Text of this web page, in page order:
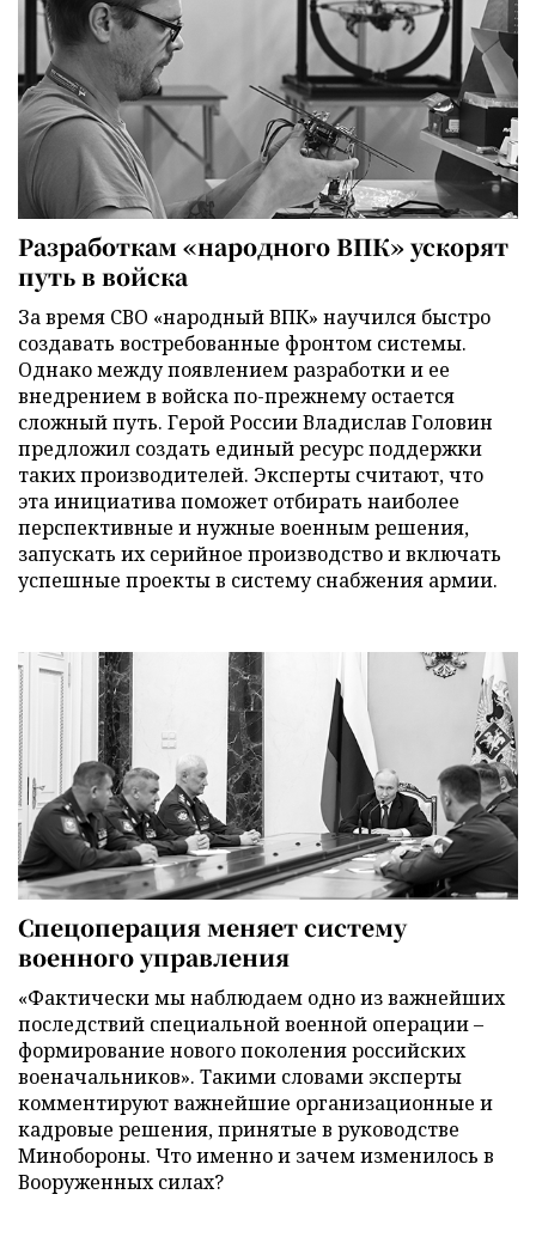
Разработкам «народного ВПК» ускорят
путь в войска
За время СВО «народный ВПК» научился быстро
создавать востребованные фронтом системы.
Однако между появлением разработки и ее
внедрением в войска по-прежнему остается
сложный путь. Герой России Владислав Головин
предложил создать единый ресурс поддержки
таких производителей. Эксперты считают, что
эта инициатива поможет отбирать наиболее
перспективные и нужные военным решения,
запускать их серийное производство и включать
успешные проекты в систему снабжения армии.
Спецоперация меняет систему
военного управления
«Фактически мы наблюдаем одно из важнейших
последствий специальной военной операции –
формирование нового поколения российских
военачальников». Такими словами эксперты
комментируют важнейшие организационные и
кадровые решения, принятые в руководстве
Минобороны. Что именно и зачем изменилось в
Вооруженных силах?